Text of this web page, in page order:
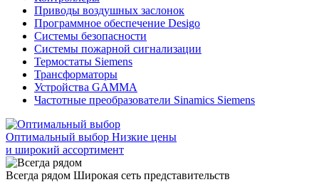
Приводы воздушных заслонок
Программное обеспечение Desigo
Системы безопасности
Системы пожарной сигнализации
Термостаты Siemens
Трансформаторы
Устройства GAMMA
Частотные преобразователи Sinamics Siemens
Оптимальный выбор Низкие цены
и широкий ассортимент
Всегда рядом Широкая сеть представительств